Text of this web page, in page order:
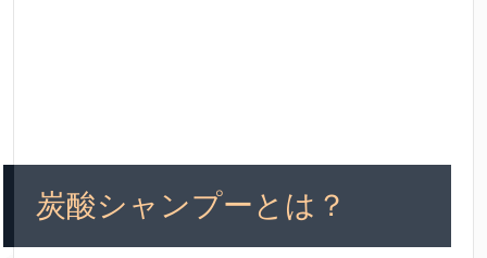
炭酸シャンプーとは？